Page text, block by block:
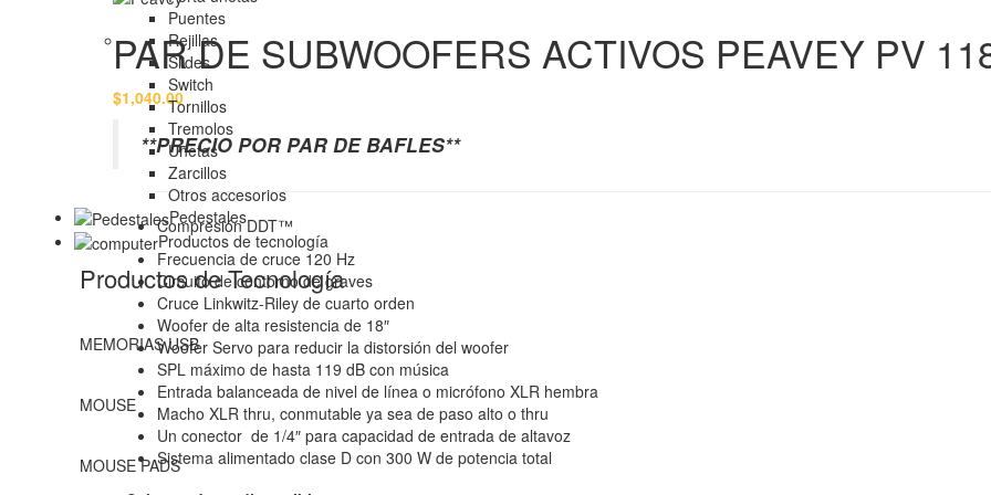
Puentes
Rejillas
Slides
Switch
Tornillos
Tremolos
Uñetas
Zarcillos
Otros accesorios
Pedestales
Productos de tecnología
Productos de Tecnología
MEMORIAS USB
MOUSE
MOUSE PADS
PAR DE SUBWOOFERS ACTIVOS PEAVEY PV
$1,040.00
**PRECIO POR PAR DE BAFLES**
Compresión DDT™
Frecuencia de cruce 120 Hz
Circuito de contorno de graves
Cruce Linkwitz-Riley de cuarto orden
Woofer de alta resistencia de 18″
Woofer Servo para reducir la distorsión del woofer
SPL máximo de hasta 119 dB con música
Entrada balanceada de nivel de línea o micrófono XLR hembra
Macho XLR thru, conmutable ya sea de paso alto o thru
Un conector de 1/4″ para capacidad de entrada de altavoz
Sistema alimentado clase D con 300 W de potencia total